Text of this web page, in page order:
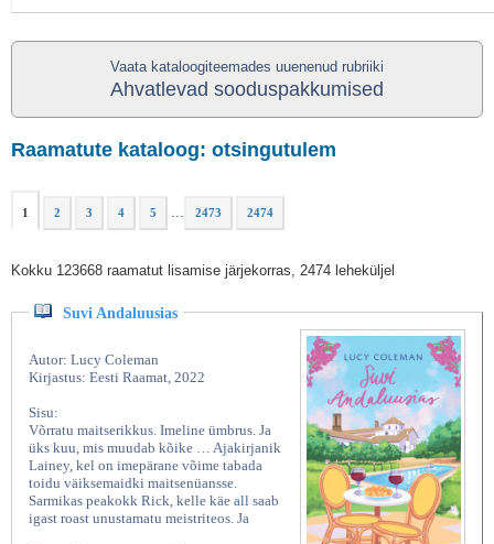
Vaata kataloogiteemades uuenenud rubriiki
Ahvatlevad sooduspakkumised
Raamatute kataloog: otsingutulem
1 2 3 4 5 ... 2473 2474
Kokku 123668 raamatut lisamise järjekorras, 2474 leheküljel
Suvi Andaluusias
Autor: Lucy Coleman
Kirjastus: Eesti Raamat, 2022
Sisu:
Võrratu maitserikkus. Imeline ümbrus. Ja
üks kuu, mis muudab kõike … Ajakirjanik
Lainey, kel on imepärane võime tabada
toidu väiksemaidki maitsenüansse.
Sarmikas peakokk Rick, kelle käe all saab
igast roast unustamatu meistriteos. Ja